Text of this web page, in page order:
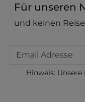
Für unseren
und keinen
Email
Hinweis: